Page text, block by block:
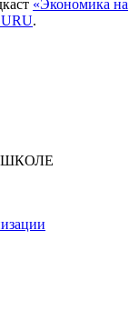
«Экономика на
.